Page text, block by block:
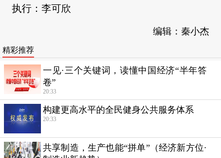
执行：李可欣
编辑：秦小杰
精彩推荐